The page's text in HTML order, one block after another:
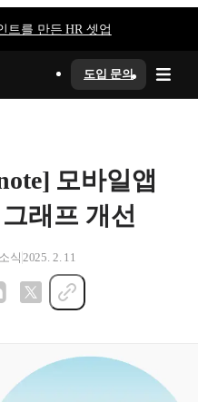
트를 만든 HR 셋업
도입 문의
모바일앱
래프 개선
식 2025. 2. 11